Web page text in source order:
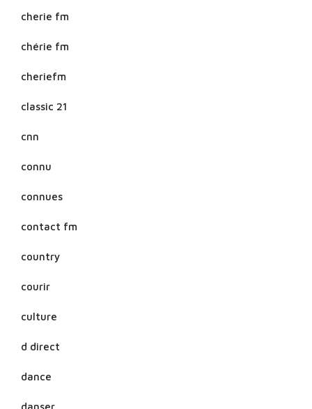
cherie fm
chérie fm
cheriefm
classic 21
cnn
connu
connues
contact fm
country
courir
culture
d direct
dance
danser